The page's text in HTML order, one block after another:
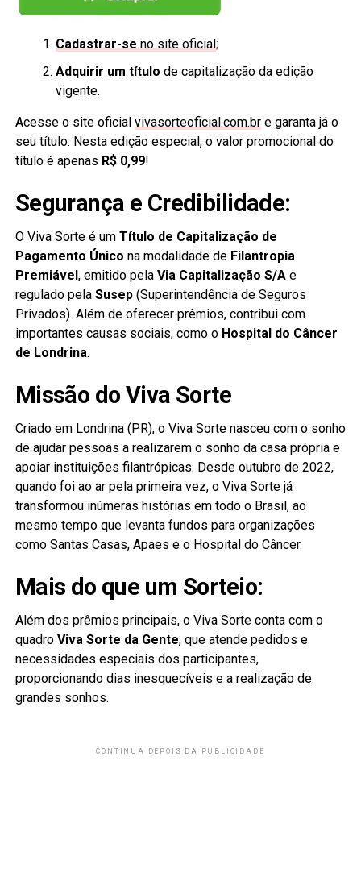
Cadastrar-se no site oficial;
Adquirir um título de capitalização da edição
vigente.
Acesse o site oficial vivasorteoficial.com.bre garanta já o
seu título. Nesta edição especial, o valor promocional do
título é apenas R$ 0,99!
Segurança e Credibilidade:
O Viva Sorte é um Título de Capitalização de
Pagamento Único na modalidade de Filantropia
Premiável, emitido pela Via Capitalização S/Ae
regulado pela Susep(Superintendência de Seguros
Privados). Além de oferecer prêmios, contribui com
importantes causas sociais, como o Hospital do Câncer
de Londrina.
Missão do Viva Sorte
Criado em Londrina (PR), o Viva Sorte nasceu com o sonho
de ajudar pessoas a realizarem o sonho da casa própria e
apoiar instituições filantrópicas. Desde outubro de 2022,
quando foi ao ar pela primeira vez, o Viva Sorte já
transformou inúmeras histórias em todo o Brasil, ao
mesmo tempo que levanta fundos para organizações
como Santas Casas, Apaes e o Hospital do Câncer.
Mais do que um Sorteio:
Além dos prêmios principais, o Viva Sorte conta com o
quadro Viva Sorte da Gente, que atende pedidos e
necessidades especiais dos participantes,
proporcionando dias inesquecíveis e a realização de
grandes sonhos.
CONTINUA DEPOIS DA PUBLICIDADE